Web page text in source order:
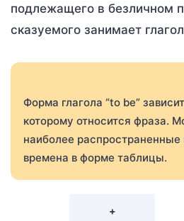
подлежащего в безличном
сказуемого занимает
Форма глагола “to be”
которому относится фраза.
наиболее распространенные
времена в форме таблицы.
+